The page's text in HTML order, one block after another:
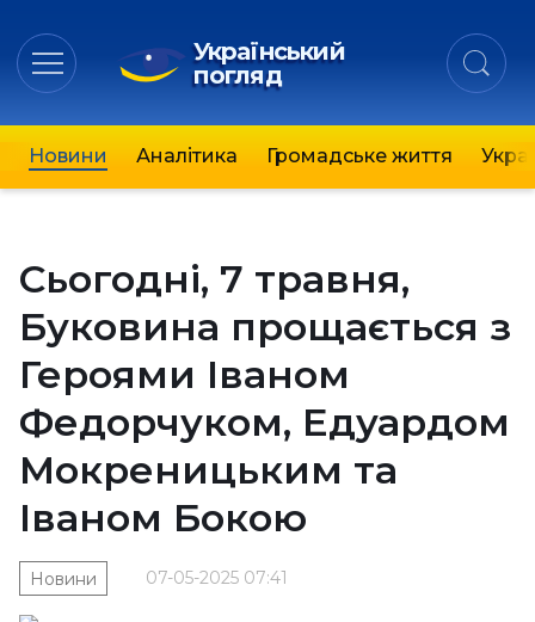
Український
погляд
Новини Аналітика Громадське життя
Сьогодні, 7 травня,
Буковина прощається з
Героями Іваном
Федорчуком, Едуардом
Мокреницьким та
Іваном Бокою
07-05-2025 07:41
Новини